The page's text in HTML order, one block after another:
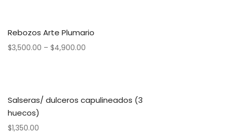
Rebozos Arte Plumario
$3,500.00 – $4,900.00
Salseras/ dulceros capulineados (3
huecos)
$1,350.00